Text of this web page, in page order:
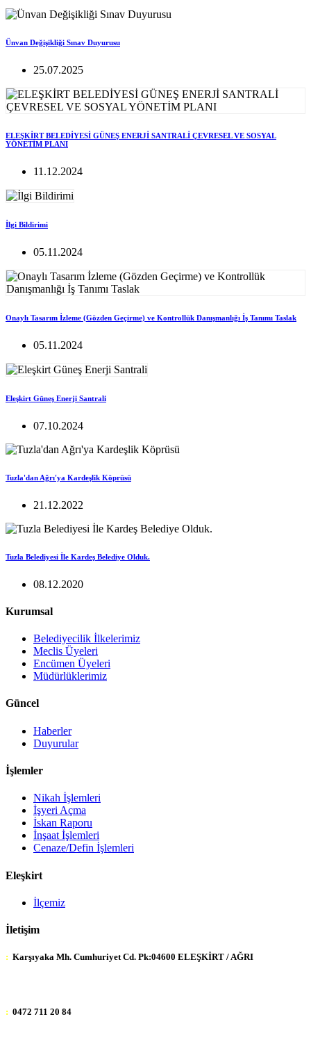
Ünvan Değişikliği Sınav Duyurusu
25.07.2025
ELEŞKİRT BELEDİYESİ GÜNEŞ ENERJİ SANTRALİ ÇEVRESEL VE SOSYAL
YÖNETİM PLANI
11.12.2024
İlgi Bildirimi
05.11.2024
Onaylı Tasarım İzleme (Gözden Geçirme) ve Kontrollük Danışmanlığı İş Tanımı Taslak
05.11.2024
Eleşkirt Güneş Enerji Santrali
07.10.2024
Tuzla'dan Ağrı'ya Kardeşlik Köprüsü
21.12.2022
Tuzla Belediyesi İle Kardeş Belediye Olduk.
08.12.2020
Kurumsal
Belediyecilik İlkelerimiz
Meclis Üyeleri
Encümen Üyeleri
Müdürlüklerimiz
Güncel
Haberler
Duyurular
İşlemler
Nikah İşlemleri
İşyeri Açma
İskan Raporu
İnşaat İşlemleri
Cenaze/Defin İşlemleri
Eleşkirt
İlçemiz
İletişim
: Karşıyaka Mh. Cumhuriyet Cd. Pk:04600 ELEŞKİRT / AĞRI
: 0472 711 20 84